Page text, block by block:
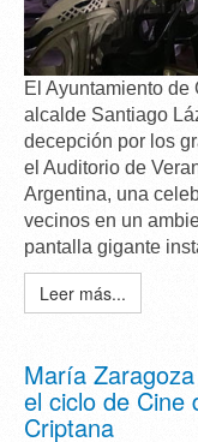
El Ayuntamiento de
alcalde Santiago
decepción por los
el Auditorio de
Argentina, una
vecinos en un
pantalla gigante
Leer más...
María
el ciclo de Cine
Criptana